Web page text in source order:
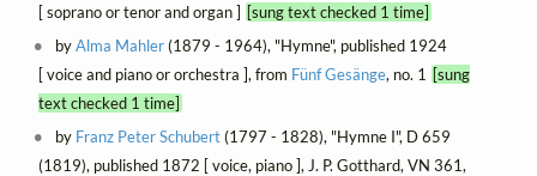
[ soprano or tenor and organ ] [sung text checked 1 time]
byAlma Mahler(1879 - 1964), "Hymne", published 1924
[ voice and piano or orchestra ], from Fünf Gesänge, no. 1
[sung
text checked 1 time]
by Franz Peter Schubert(1797 - 1828), "Hymne I", D 659
(1819), published 1872 [ voice, piano ], J. P. Gotthard, VN 361,